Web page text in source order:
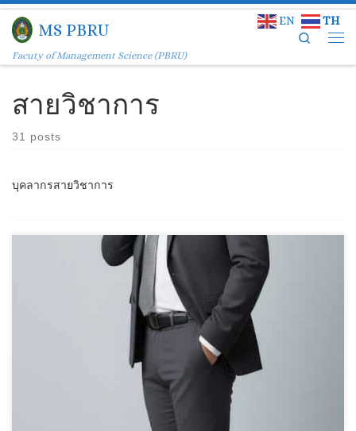
Skip to content
MS PBRU
Facuty of Management Science (PBRU)
Search
สายวิชาการ
31 posts
บุคลากรสายวิชาการ
โทรศัพท์(ที่ทำงาน) : 032-708616 อีเมล์
kritchana.won@mail.pbru.ac.th
EN TH